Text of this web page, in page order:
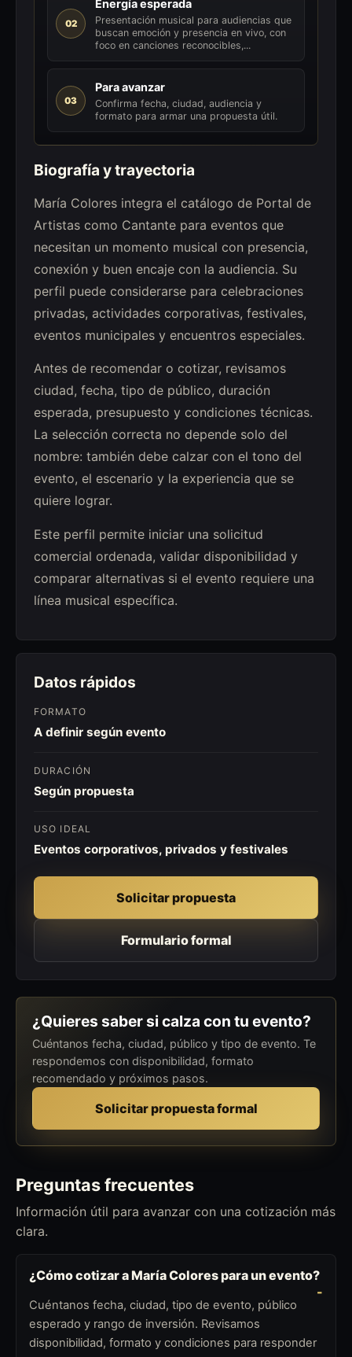
02
Energía esperada
Presentación musical para audiencias que
buscan emoción y presencia en vivo, con
foco en canciones reconocibles,...
03
Para avanzar
Confirma fecha, ciudad, audiencia y
formato para armar una propuesta útil.
Biografía y trayectoria
María Colores integra el catálogo de Portal de
Artistas como Cantante para eventos que
necesitan un momento musical con presencia,
conexión y buen encaje con la audiencia. Su
perfil puede considerarse para celebraciones
privadas, actividades corporativas, festivales,
eventos municipales y encuentros especiales.
Antes de recomendar o cotizar, revisamos
ciudad, fecha, tipo de público, duración
esperada, presupuesto y condiciones técnicas.
La selección correcta no depende solo del
nombre: también debe calzar con el tono del
evento, el escenario y la experiencia que se
quiere lograr.
Este perfil permite iniciar una solicitud
comercial ordenada, validar disponibilidad y
comparar alternativas si el evento requiere una
línea musical específica.
Datos rápidos
FORMATO
A definir según evento
DURACIÓN
Según propuesta
USO IDEAL
Eventos corporativos, privados y festivales
Solicitar propuesta
Formulario formal
¿Quieres saber si calza con tu evento?
Cuéntanos fecha, ciudad, público y tipo de evento. Te
respondemos con disponibilidad, formato
recomendado y próximos pasos.
Solicitar propuesta formal
Preguntas frecuentes
Información útil para avanzar con una cotización más
clara.
¿Cómo cotizar a María Colores para un evento?
Cuéntanos fecha, ciudad, tipo de evento, público
esperado y rango de inversión. Revisamos
disponibilidad, formato y condiciones para responder